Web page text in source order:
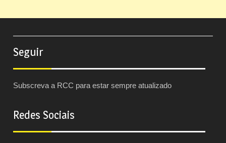
Seguir
Subscreva a RCC para estar sempre atualizado
Redes Sociais